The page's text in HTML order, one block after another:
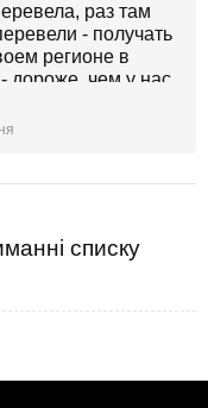
раз там
- получать
регионе в
дороже, чем у нас
чего еще.
списку